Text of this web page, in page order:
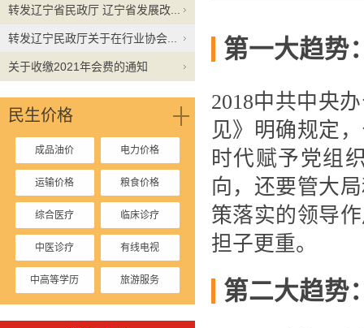
转发辽宁省民政厅 辽宁省发展改...
转发辽宁民政厅关于在行业协会...
关于收缴2021年会费的通知
民生价格
成品油价 电力价格
运输价格 粮食价格
综合医疗 临床诊疗
中医诊疗 有线电视
中高等学历 旅游服务
第一大趋势
2018中共中央
见》明确规定
时代赋予党组
向，还要管大
策落实的领导
担子更重。
第二大趋势